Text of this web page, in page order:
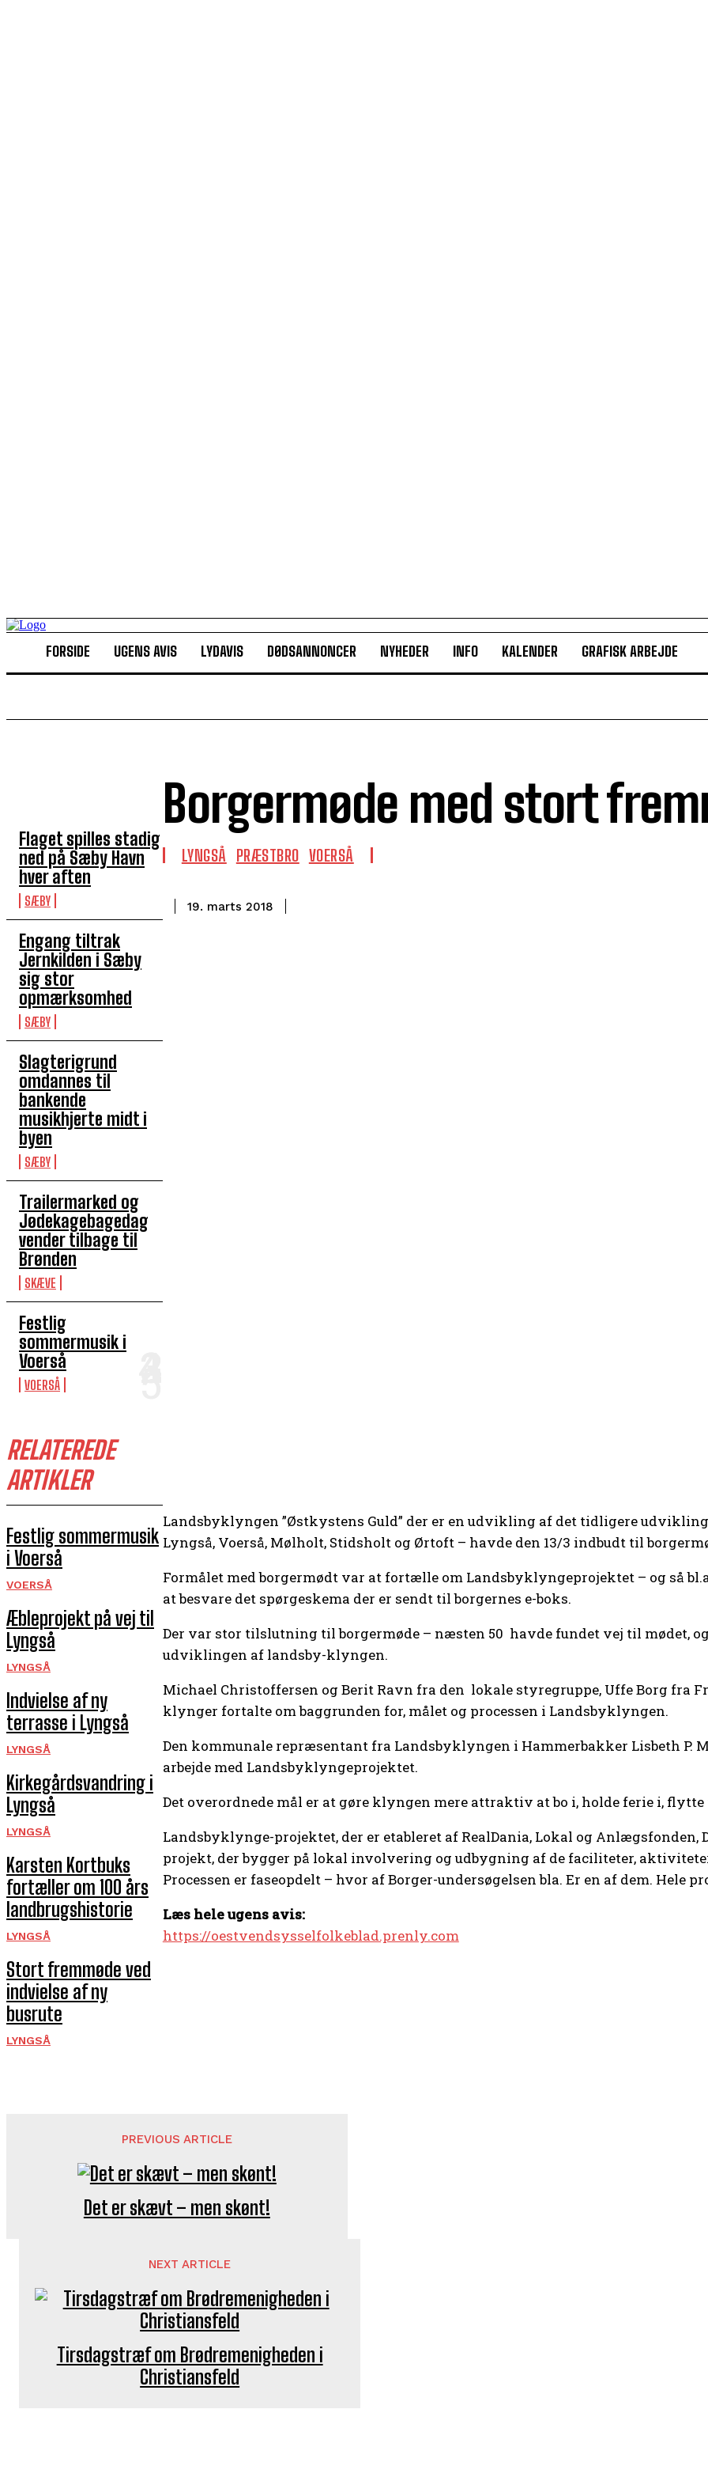
FORSIDE UGENS AVIS LYDAVIS DØDSANNONCER NYHEDER INFO KALENDER GRAFISK ARBEJDE
Flaget spilles stadig
ned på Sæby Havn
hver aften
SÆBY
Engang tiltrak
Jernkilden i Sæby
sig stor
opmærksomhed
SÆBY
Slagterigrund
omdannes til
bankende
musikhjerte midt i
byen
SÆBY
Trailermarked og
Jødekagebagedag
vender tilbage til
Brønden
SKÆVE
Festlig
sommermusik i
Voerså
VOERSÅ
RELATEREDE
ARTIKLER
Festlig sommermusik
i Voerså
VOERSÅ
Æbleprojekt på vej til
Lyngså
LYNGSÅ
Indvielse af ny
terrasse i Lyngså
LYNGSÅ
Kirkegårds­vandring i
Lyngså
LYNGSÅ
Karsten Kortbuks
fortæller om 100 års
landbrugshistorie
LYNGSÅ
Stort fremmøde ved
indvielse af ny
busrute
LYNGSÅ
Borgermøde med stort
LYNGSÅ PRÆSTBRO VOERSÅ
19. marts 2018
Landsbyklyngen ”Østkystens Guld” der er en udvikling af det tidligere
Lyngså, Voerså, Mølholt, Stidsholt og Ørtoft – havde den 13/3 indbudt til
Formålet med borgermødt var at fortælle om Landsbyklyngeprojektet – og så
at besvare det spørgeskema der er sendt til borgernes e-boks.
Der var stor tilslutning til borgermøde – næsten 50 havde fundet vej til mødet,
udviklingen af landsby-klyngen.
Michael Christoffersen og Berit Ravn fra den lokale styregruppe, Uffe Borg fra
klynger fortalte om baggrunden for, målet og processen i Landsbyklyngen.
Den kommunale repræsentant fra Landsbyklyngen i Hammerbakker Lisbeth P.
arbejde med Landsbyklyngeprojektet.
Det overordnede mål er at gøre klyngen mere attraktiv at bo i, holde ferie i, flytte
Landsbyklynge-projektet, der er etableret af RealDania, Lokal og Anlægsfonden,
projekt, der bygger på lokal involvering og udbygning af de faciliteter,
Processen er faseopdelt – hvor af Borger-undersøgelsen bla. Er en af dem. Hele
Læs hele ugens avis:
https://oestvendsysselfolkeblad.prenly.com
PREVIOUS ARTICLE
Det er skævt – men skønt!
NEXT ARTICLE
Tirsdagstræf om Brødremenigheden i
Christiansfeld